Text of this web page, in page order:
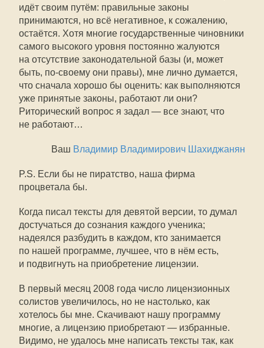
идёт своим путём: правильные законы
принимаются, но всё негативное, к сожалению,
остаётся. Хотя многие государственные чиновники
самого высокого уровня постоянно жалуются
на отсутствие законодательной базы (и, может
быть, по-своему они правы), мне лично думается,
что сначала хорошо бы оценить: как выполняются
уже принятые законы, работают ли они?
Риторический вопрос я задал — все знают, что
не работают…
Ваш Владимир Владимирович Шахиджанян
P.S. Если бы не пиратство, наша фирма
процветала бы.
Когда писал тексты для девятой версии, то думал
достучаться до сознания каждого ученика;
надеялся разбудить в каждом, кто занимается
по нашей программе, лучшее, что в нём есть,
и подвигнуть на приобретение лицензии.
В первый месяц 2008 года число лицензионных
солистов увеличилось, но не настолько, как
хотелось бы мне. Скачивают нашу программу
многие, а лицензию приобретают — избранные.
Видимо, не удалось мне написать тексты так, как